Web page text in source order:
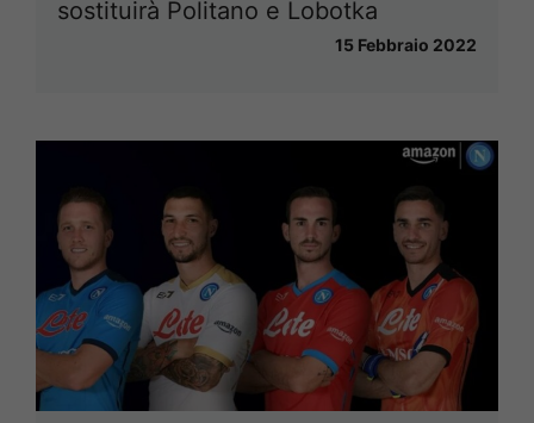
sostituirà Politano e Lobotka
15 Febbraio 2022